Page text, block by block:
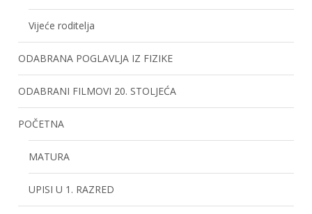
Vijeće roditelja
ODABRANA POGLAVLJA IZ FIZIKE
ODABRANI FILMOVI 20. STOLJEĆA
POČETNA
MATURA
UPISI U 1. RAZRED